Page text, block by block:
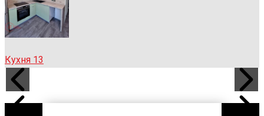
Кухня 13